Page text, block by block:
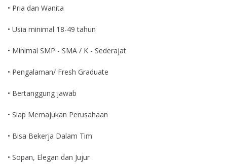
• Pria dan Wanita
• Usia minimal 18-49 tahun
• Minimal SMP - SMA / K - Sederajat
• Pengalaman/ Fresh Graduate
• Bertanggung jawab
• Siap Memajukan Perusahaan
• Bisa Bekerja Dalam Tim
• Sopan, Elegan dan Jujur